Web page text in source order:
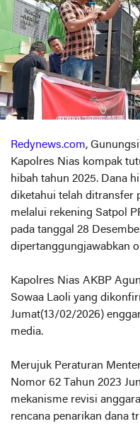
Redynews.com,
Kapolres Nias kompak
hibah tahun 2025. Dana
diketahui telah ditransfer
melalui rekening Satpol
pada tanggal 28
dipertanggungjawabkan
Kapolres Nias AKBP
Sowaa Laoli yang
Jumat(13/02/2026)
media.
Merujuk Peraturan
Nomor 62 Tahun 2023
mekanisme revisi
rencana penarikan dana